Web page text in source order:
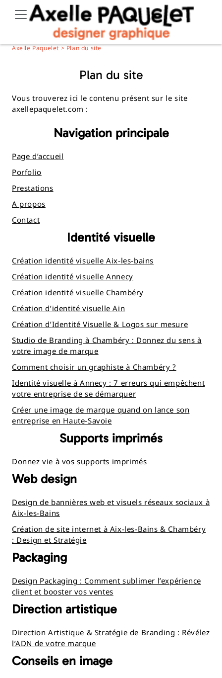
Axelle Paquelet>Plan du site
Plan du site
Vous trouverez ici le contenu présent sur le site
axellepaquelet.com :
Navigation principale
Page d’accueil
Porfolio
Prestations
A propos
Contact
Identité visuelle
Création identité visuelle Aix-les-bains
Création identité visuelle Annecy
Création identité visuelle Chambéry
Création d’identité visuelle Ain
Création d’Identité Visuelle & Logos sur mesure
Studio de Branding à Chambéry : Donnez du sens à
votre image de marque
Comment choisir un graphiste à Chambéry ?
Identité visuelle à Annecy : 7 erreurs qui empêchent
votre entreprise de se démarquer
Créer une image de marque quand on lance son
entreprise en Haute-Savoie
Supports imprimés
Donnez vie à vos supports imprimés
Web design
Design de bannières web et visuels réseaux sociaux à
Aix-les-Bains
Création de site internet à Aix-les-Bains & Chambéry
: Design et Stratégie
Packaging
Design Packaging : Comment sublimer l’expérience
client et booster vos ventes
Direction artistique
Direction Artistique & Stratégie de Branding : Révélez
l’ADN de votre marque
Conseils en image